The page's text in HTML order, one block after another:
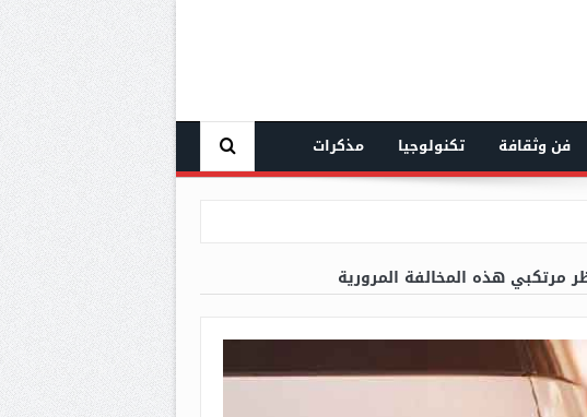
فن وثقافة تكنولوجيا مذكرات